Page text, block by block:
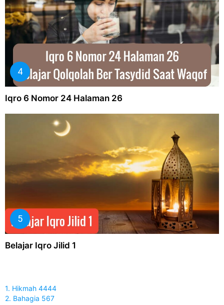
Iqro 6 Nomor 24 Halaman 26
Belajar Iqro Jilid 1
1. Hikmah 4444
2. Bahagia 567